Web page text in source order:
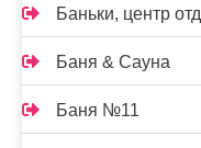
Баньки, центр
Баня & Сауна
Баня №11